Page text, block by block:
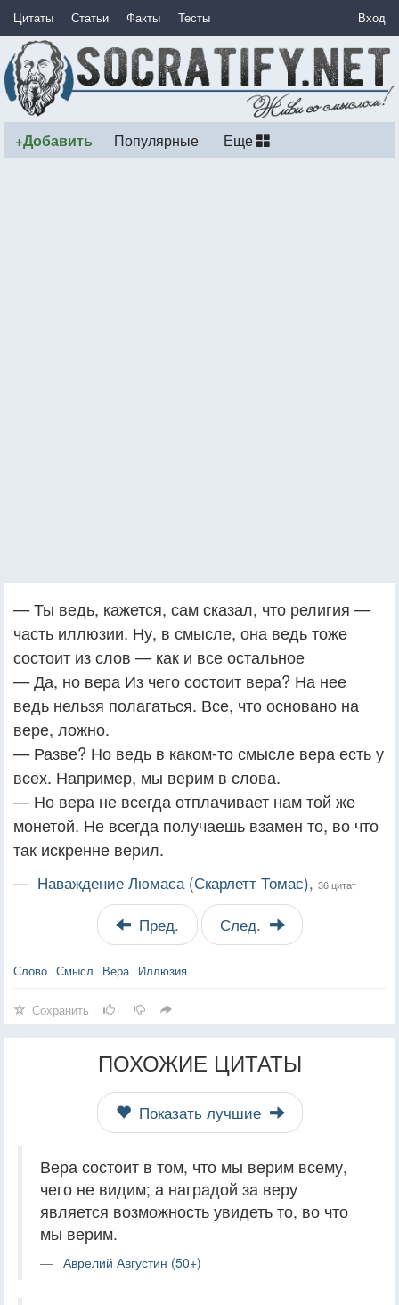
Цитаты Статьи Факты Тесты Вход
+Добавить Популярные Еще
— Ты ведь, кажется, сам сказал, что религия —
часть иллюзии. Ну, в смысле, она ведь тоже
состоит из слов — как и все остальное
— Да, но вера Из чего состоит вера? На нее
ведь нельзя полагаться. Все, что основано на
вере, ложно.
— Разве? Но ведь в каком-то смысле вера есть у
всех. Например, мы верим в слова.
— Но вера не всегда отплачивает нам той же
монетой. Не всегда получаешь взамен то, во что
так искренне верил.
— Наваждение Люмаса (Скарлетт Томас), 36 цитат
Пред. След.
Слово Смысл Вера Иллюзия
Сохранить
ПОХОЖИЕ ЦИТАТЫ
Показать лучшие
Вера состоит в том, что мы верим всему,
чего не видим; а наградой за веру
является возможность увидеть то, во что
мы верим.
Аврелий Августин (50+)